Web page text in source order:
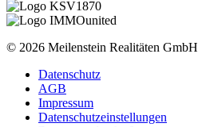
© 2026 Meilenstein Realitäten GmbH
Datenschutz
AGB
Impressum
Datenschutzeinstellungen